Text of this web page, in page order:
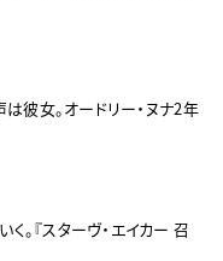
は彼女。オードリー・ヌナ2年
。『スターヴ・エイカー 召